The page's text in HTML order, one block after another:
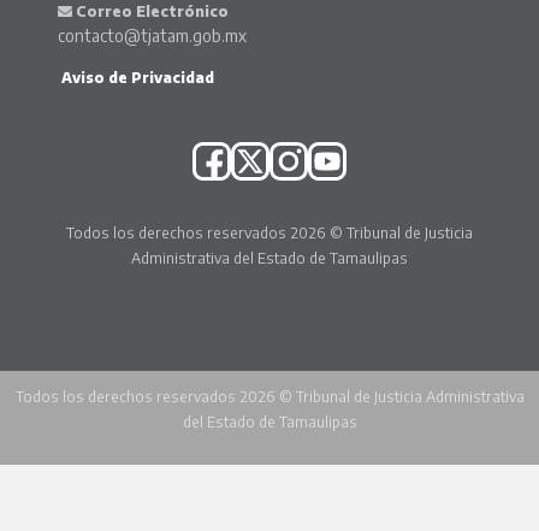
Correo Electrónico
contacto@tjatam.gob.mx
Aviso de Privacidad
Todos los derechos reservados 2026 © Tribunal de Justicia
Administrativa del Estado de Tamaulipas
Todos los derechos reservados 2026 © Tribunal de Justicia Administrativa
del Estado de Tamaulipas